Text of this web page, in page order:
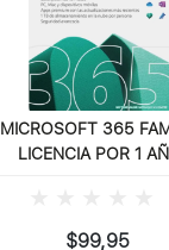
MICROSOFT 365
LICENCIA POR 1
$99,95